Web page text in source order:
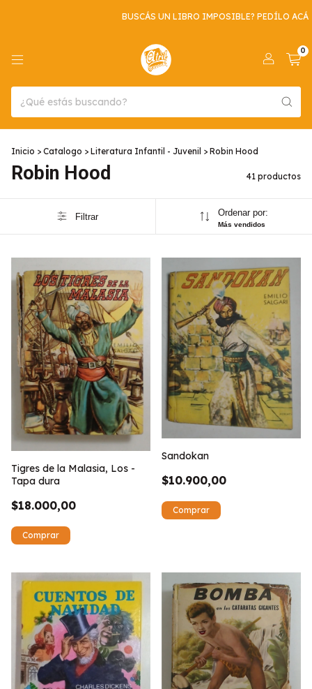
BUSCÁS UN LIBRO IMPOSIBLE? PEDÍLO ACÁ ENVIO
0
Inicio > Catalogo > Literatura Infantil - Juvenil > Robin Hood
Robin Hood 41 productos
Filtrar Ordenar por:
Más vendidos
Tigres de la Malasia, Los -
Tapa dura
$18.000,00
Sandokan
$10.900,00